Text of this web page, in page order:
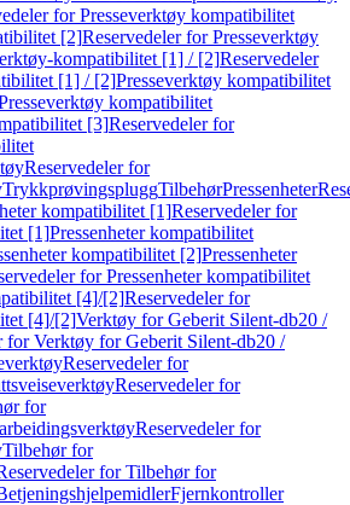
for Presseverktøy kompatibilitet
[2]Reservedeler for Presseverktøy
kompatibilitet [1] / [2]Reservedeler
[1] / [2]Presseverktøy kompatibilitet
kompatibilitet
[3]Reservedeler for
Reservedeler for
TrykkprøvingspluggTilbehørPressenheter
kompatibilitet [1]Reservedeler for
[1]Pressenheter kompatibilitet
kompatibilitet [2]Pressenheter
for Pressenheter kompatibilitet
[4]/[2]Reservedeler for
[4]/[2]Verktøy for Geberit Silent-db20 /
for Verktøy for Geberit Silent-db20 /
Reservedeler for
Reservedeler for
for
Reservedeler for
Tilbehør for
for Tilbehør for
Fjernkontroller